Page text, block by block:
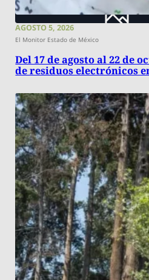
AGOSTO 5, 2026
El Monitor Estado de México
Del 17 de agosto al 22 de
de residuos electrónicos